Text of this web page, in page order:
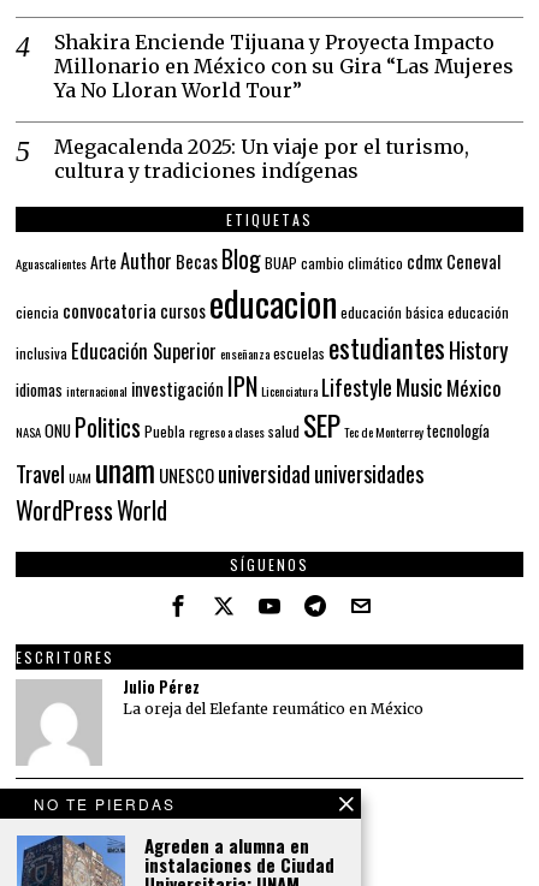
Shakira Enciende Tijuana y Proyecta Impacto
Millonario en México con su Gira “Las Mujeres
Ya No Lloran World Tour”
Megacalenda 2025: Un viaje por el turismo,
cultura y tradiciones indígenas
ETIQUETAS
Aguascalientes ArteAuthor BecasBlogBUAP cambio climático cdmxCeneval
ciencia convocatoria cursoseducacion educación básicaeducación
inclusiva Educación Superior enseñanza escuelas estudiantesHistory
idiomas internacional investigación IPN Licenciatura LifestyleMusic México
NASA ONU Politics Puebla regreso a clases salud SEP Tec de Monterrey tecnología
Travel UAM unam UNESCOuniversidaduniversidades
WordPressWorld
SÍGUENOS
ESCRITORES
Julio Pérez
La oreja del Elefante reumático en México
NO TE PIERDAS
Agreden a alumna en
instalaciones de Ciudad